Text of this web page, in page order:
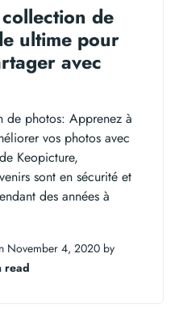
de
ultime pour
avec
de photos: Apprenez à
vos photos avec
Keopicture,
sont en sécurité et
des années à
November 4, 2020 by
read